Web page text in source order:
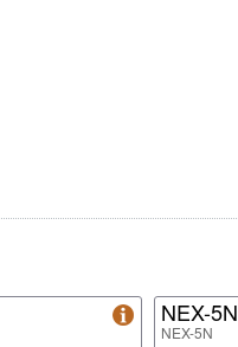
NEX-5N
NEX-5N